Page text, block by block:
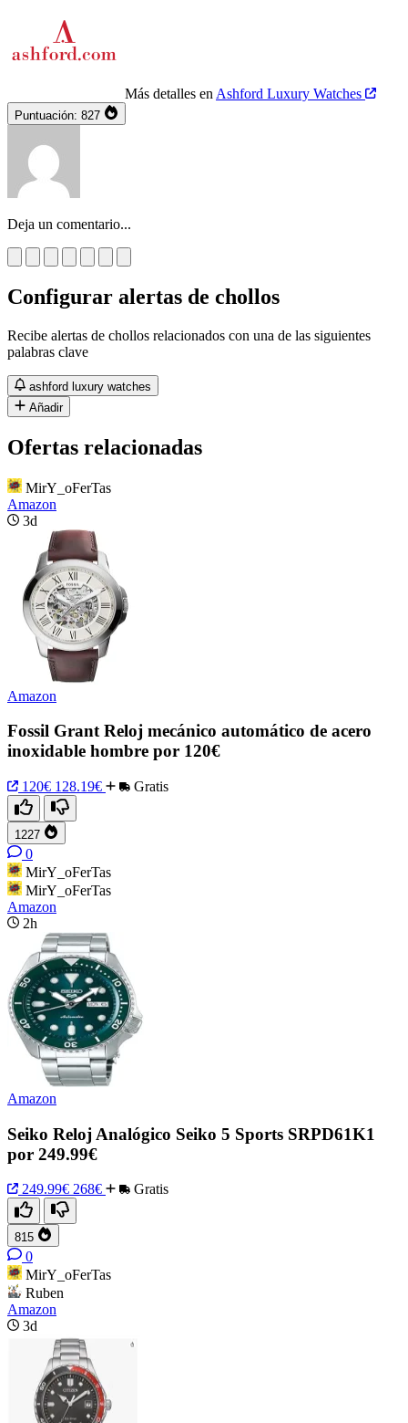
Más detalles en Ashford Luxury Watches
Puntuación: 827
Deja un comentario...
Configurar alertas de chollos
Recibe alertas de chollos relacionados con una de las siguientes
palabras clave
ashford luxury watches
Añadir
Ofertas relacionadas
MirY_oFerTas
Amazon
3d
Amazon
Fossil Grant Reloj mecánico automático de acero
inoxidable hombre por 120€
120€ 128.19€ Gratis
1227
0
MirY_oFerTas
MirY_oFerTas
Amazon
2h
Amazon
Seiko Reloj Analógico Seiko 5 Sports SRPD61K1
por 249.99€
249.99€ 268€ Gratis
815
0
MirY_oFerTas
Ruben
Amazon
3d